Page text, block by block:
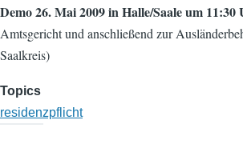
Demo 26. Mai 2009 in Halle/Saale um 11:30
Amtsgericht und anschließend zur
Saalkreis)
Topics
residenzpflicht